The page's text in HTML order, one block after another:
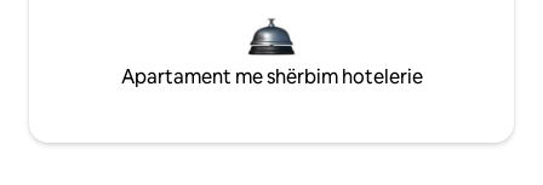
Apartament me shërbim hotelerie